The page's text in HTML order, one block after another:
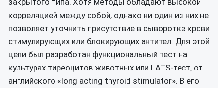
корреляцией между собой, однако ни один из них не
позволяет уточнить присутствие в сыворотке крови
стимулирующих или блокирующих антител. Для этой
цели был разработан функциональный тест на
культурах тиреоцитов животных или LATS-тест, от
английского «long acting thyroid stimulator». В его